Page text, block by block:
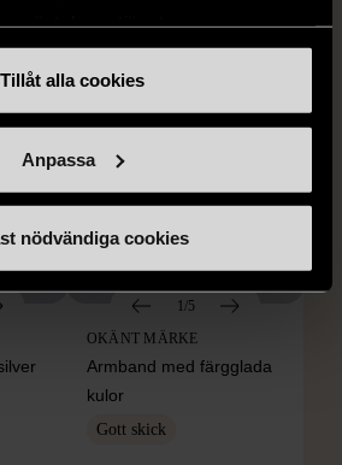
Tillåt alla cookies
Anpassa
nödvändiga cookies
399 kr
1/5
OKÄNT MÄRKE
Armband med färgglada
kulor
Gott skick